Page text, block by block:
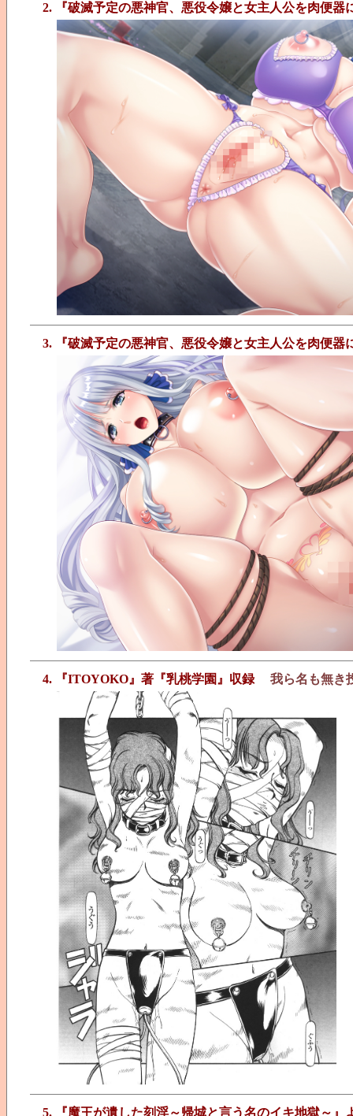
2. 『破滅予定の悪神官、悪役令嬢と女主人公を肉便器
3. 『破滅予定の悪神官、悪役令嬢と女主人公を肉便器
4. 『ITOYOKO』著『乳桃学園』収録
我ら名も無き
5. 『魔王が遺した刻淫～帰城と言う名のイキ地獄～』